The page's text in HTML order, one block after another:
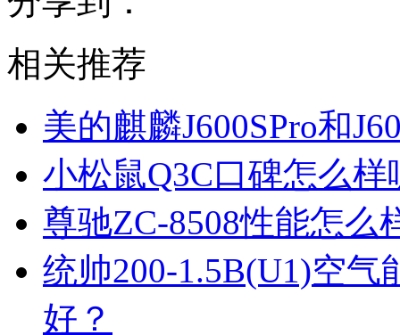
相关推荐
美的麒麟J600SPro和
小松鼠Q3C口碑怎么
尊驰ZC-8508性能怎么
统帅200-1.5B(U1)空
好？